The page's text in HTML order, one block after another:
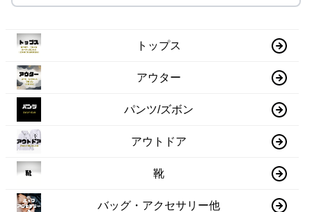
トップス
アウター
パンツ/ズボン
アウトドア
靴
バッグ・アクセサリー他